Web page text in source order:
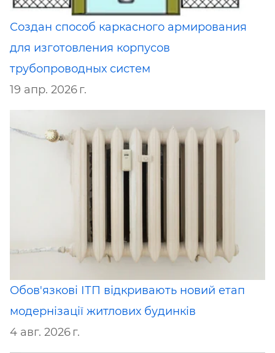
Создан способ каркасного армирования
для изготовления корпусов
трубопроводных систем
19 апр. 2026 г.
Обов'язкові ІТП відкривають новий етап
модернізації житлових будинків
4 авг. 2026 г.